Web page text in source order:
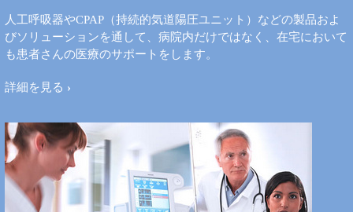
人工呼吸器やCPAP（持続的気道陽圧ユニット）などの製品およ
びソリューションを通して、病院内だけではなく、在宅において
も患者さんの医療のサポートをします。
詳細を見る